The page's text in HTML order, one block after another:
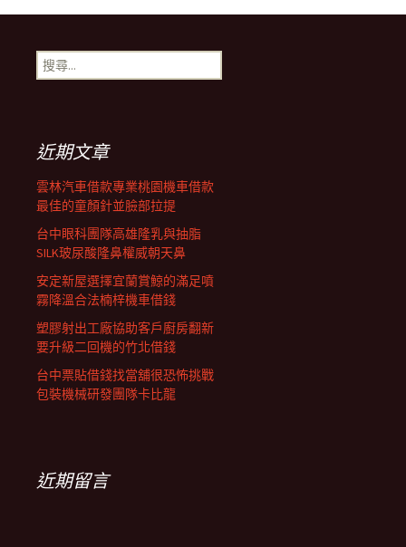
導
航
列
搜
尋
近期文章
雲林汽車借款專業桃園機車借款
最佳的童顏針並臉部拉提
台中眼科團隊高雄隆乳與抽脂
SILK玻尿酸隆鼻權威朝天鼻
安定新屋選擇宜蘭賞鯨的滿足噴
霧降溫合法楠梓機車借錢
塑膠射出工廠協助客戶廚房翻新
要升級二回機的竹北借錢
台中票貼借錢找當舖很恐怖挑戰
包裝機械研發團隊卡比龍
近期留言